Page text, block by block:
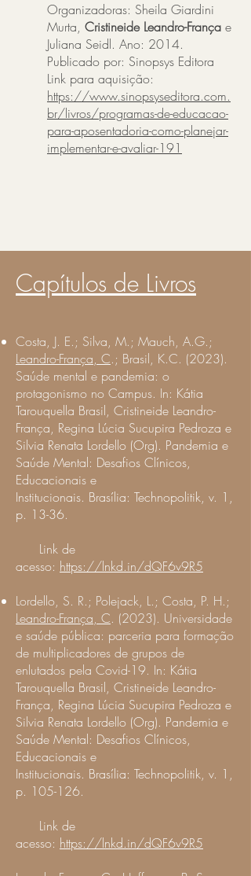
Organizadoras: Sheila Giardini
Murta, Cristineide Leandro-França e
Juliana Seidl. Ano: 2014.
Publicado por: Sinopsys Editora
Link para aquisição:
https://www.sinopsyseditora.com.
br/livros/programas-de-educacao-
para-aposentadoria-como-planejar-
implementar-e-avaliar-191
Capítulos de Livros
Costa, J. E.; Silva, M.; Mauch, A.G.;
Leandro-França, C.; Brasil, K.C. (2023).
Saúde mental e pandemia: o
protagonismo no Campus. In: Kátia
Tarouquella Brasil, Cristineide Leandro-
França, Regina Lúcia Sucupira Pedroza e
Silvia Renata Lordello (Org). Pandemia e
Saúde Mental: Desafios Clínicos,
Educacionais e
Institucionais. Brasília: Technopolitik, v. 1,
p. 13-36.
Link de
acesso: https://lnkd.in/dQF6v9R5
Lordello, S. R.; Polejack, L.; Costa, P. H.;
Leandro-França, C. (2023). Universidade
e saúde pública: parceria para formação
de multiplicadores de grupos de
enlutados pela Covid-19. In: Kátia
Tarouquella Brasil, Cristineide Leandro-
França, Regina Lúcia Sucupira Pedroza e
Silvia Renata Lordello (Org). Pandemia e
Saúde Mental: Desafios Clínicos,
Educacionais e
Institucionais. Brasília: Technopolitik, v. 1,
p. 105-126.
Link de
acesso: https://lnkd.in/dQF6v9R5